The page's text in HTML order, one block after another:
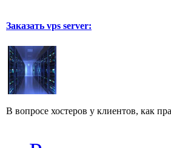
Заказать vps server:
В вопросе хостеров у клиентов, как